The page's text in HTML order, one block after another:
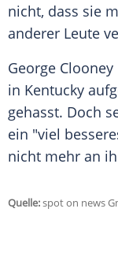
nicht, dass sie
anderer Leute
George
in Kentucky
gehasst. Doch
ein "viel
nicht mehr an
Quelle:spot on news